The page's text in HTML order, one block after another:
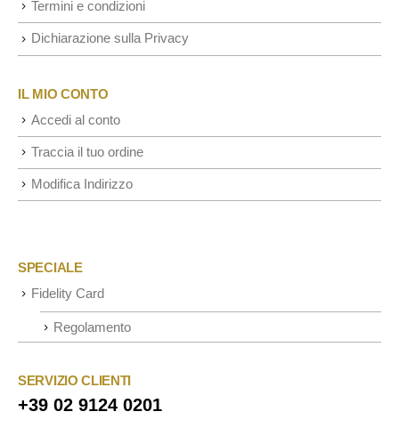
Termini e condizioni
Dichiarazione sulla Privacy
IL MIO CONTO
Accedi al conto
Traccia il tuo ordine
Modifica Indirizzo
SPECIALE
Fidelity Card
Regolamento
SERVIZIO CLIENTI
+39 02 9124 0201